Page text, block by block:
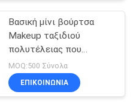
Βασική μίνι βούρτσα
Makeup ταξιδιού
πολυτέλειας που
τίθεται με τη μαγνητική
σακούλα
MOQ:500 Σύνολα
ΕΠΙΚΟΙΝΩΝΙΑ